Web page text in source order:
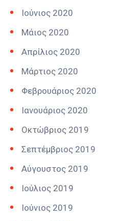
Ιούνιος 2020
Μάιος 2020
Απρίλιος 2020
Μάρτιος 2020
Φεβρουάριος 2020
Ιανουάριος 2020
Οκτώβριος 2019
Σεπτέμβριος 2019
Αύγουστος 2019
Ιούλιος 2019
Ιούνιος 2019